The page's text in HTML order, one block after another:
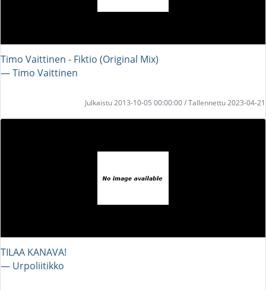
Timo Vaittinen - Fiktio (Original Mix)
― Timo Vaittinen
Julkaistu 2013-10-05 00:00:00 / Tallennettu 2023-04-21
TILAA KANAVA!
― Urpoliitikko